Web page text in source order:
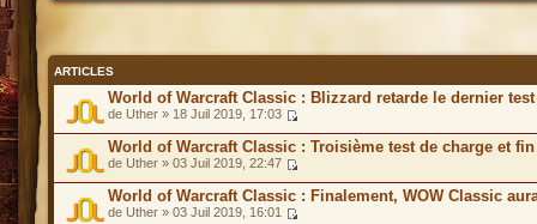
ARTICLES
World of Warcraft Classic : Blizzard retarde le dernier
de Uther » 18 Juil 2019, 17:03
World of Warcraft Classic : Troisième test de charge et
de Uther » 03 Juil 2019, 22:47
World of Warcraft Classic : Finalement, WOW Classic
de Uther » 03 Juil 2019, 16:01